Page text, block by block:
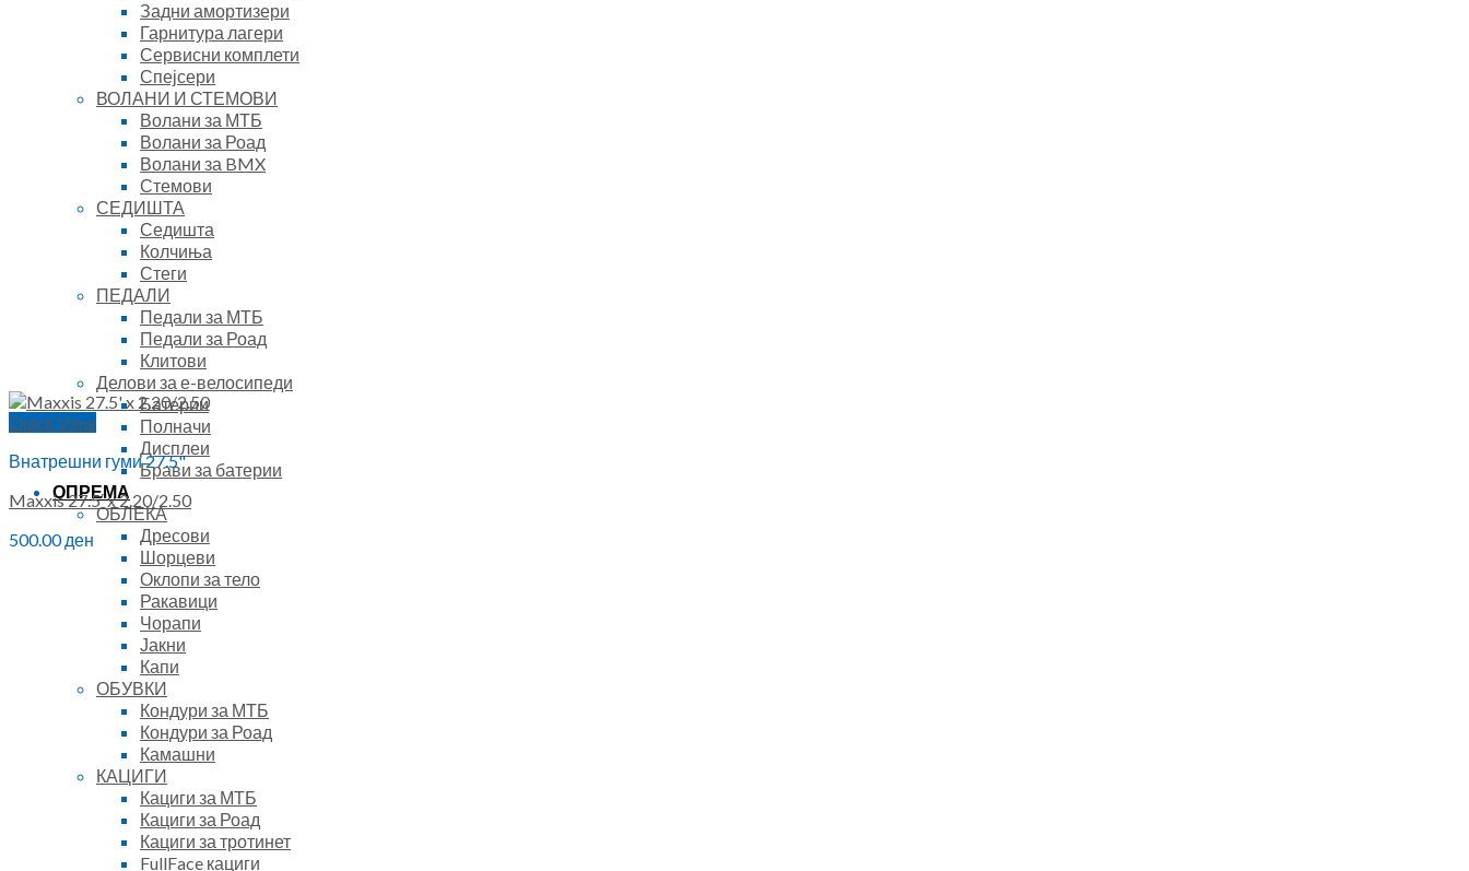
Задни амортизери
Гарнитура лагери
Сервисни комплети
Спејсери
ВОЛАНИ И СТЕМОВИ
Волани за МТБ
Волани за Роад
Волани за BMX
Стемови
СЕДИШТА
Седишта
Колчиња
Стеги
ПЕДАЛИ
Педали за МТБ
Педали за Роад
Клитови
Делови за е-велосипеди
Батерии
Полначи
Дисплеи
Брави за батерии
ОПРЕМА
ОБЛЕКА
Дресови
Шорцеви
Оклопи за тело
Ракавици
Чорапи
Јакни
Капи
ОБУВКИ
Кондури за МТБ
Кондури за Роад
Камашни
КАЦИГИ
Кациги за МТБ
Кациги за Роад
Кациги за тротинет
FullFace кациги
Quick View
Внатрешни гуми 27.5"
Maxxis 27.5′ x 2.20/2.50
500.00ден